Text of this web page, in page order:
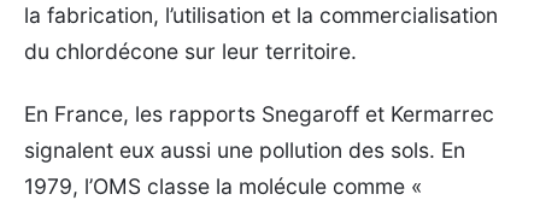
la fabrication, l’utilisation et la commercialisation
du chlordécone sur leur territoire.
En France, les rapports Snegaroff et Kermarrec
signalent eux aussi une pollution des sols. En
1979, l’OMS classe la molécule comme «